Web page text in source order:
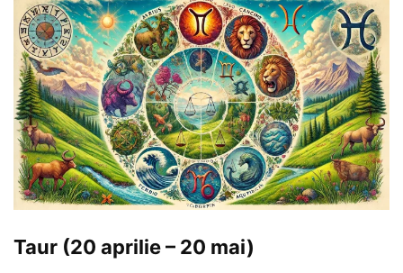
Taur (20 aprilie – 20 mai)